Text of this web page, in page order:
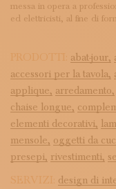
messa in opera a
ed elettricisti, al fine di
PRODOTTI: abat-jour,
accessori per la tavola,
applique, arredamento,
chaise longue,
elementi decorativi,
mensole, oggetti da
presepi, rivestimenti,
SERVIZI: design di